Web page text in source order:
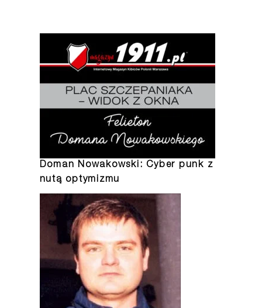
Doman Nowakowski: Cyber punk z
nutą optymizmu